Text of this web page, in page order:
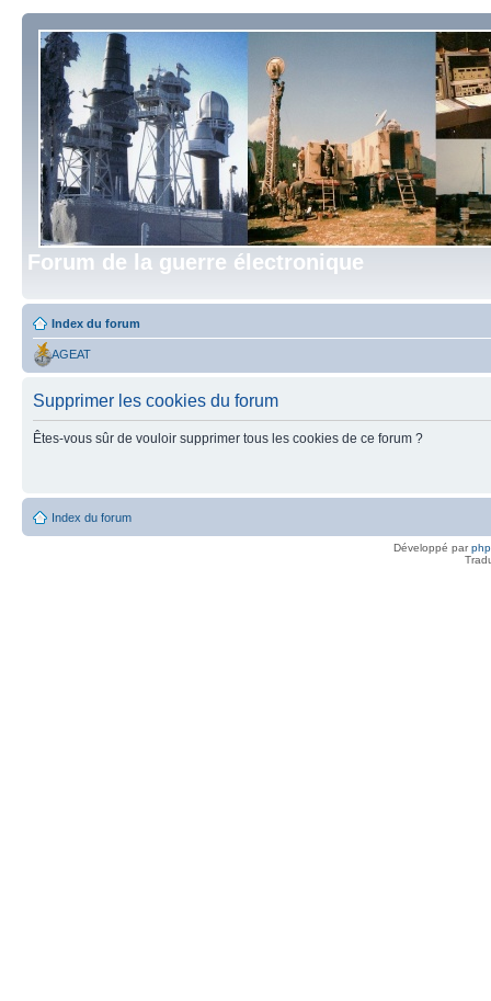
Forum de la guerre électronique
Index du forum
AGEAT
Supprimer les cookies du forum
Êtes-vous sûr de vouloir supprimer tous les cookies de ce forum ?
Index du forum
Développé par